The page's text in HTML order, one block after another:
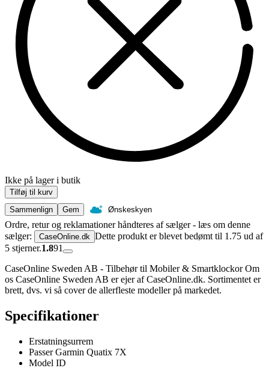
Ikke på lager i butik
Tilføj til kurv
Sammenlign
Gem Ønskeskyen
Ordre, retur og reklamationer håndteres af sælger - læs om denne
sælger:
CaseOnline.dk Dette produkt er blevet bedømt til 1.75 ud af
5 stjerner.1.891
CaseOnline Sweden AB - Tilbehør til Mobiler & Smartklockor Om
os CaseOnline Sweden AB er ejer af CaseOnline.dk. Sortimentet er
brett, dvs. vi så cover de allerfleste modeller på markedet.
Specifikationer
Erstatningsurrem
Passer Garmin Quatix 7X
Model ID